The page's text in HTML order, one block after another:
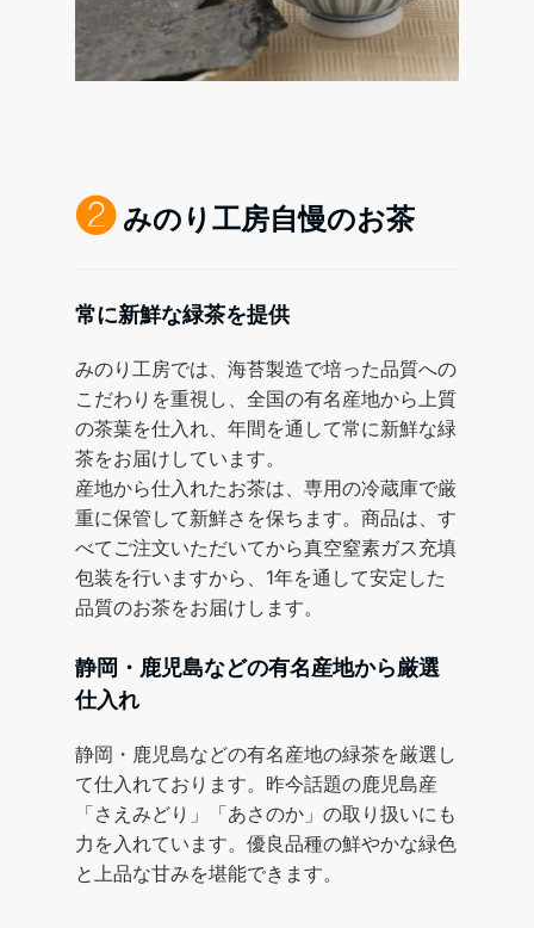
❷みのり工房自慢のお茶
常に新鮮な緑茶を提供
みのり工房では、海苔製造で培った品質への
こだわりを重視し、全国の有名産地から上質
の茶葉を仕入れ、年間を通して常に新鮮な緑
茶をお届けしています。
産地から仕入れたお茶は、専用の冷蔵庫で厳
重に保管して新鮮さを保ちます。商品は、す
べてご注文いただいてから真空窒素ガス充填
包装を行いますから、1年を通して安定した
品質のお茶をお届けします。
静岡・鹿児島などの有名産地から厳選
仕入れ
静岡・鹿児島などの有名産地の緑茶を厳選し
て仕入れております。昨今話題の鹿児島産
「さえみどり」「あさのか」の取り扱いにも
力を入れています。優良品種の鮮やかな緑色
と上品な甘みを堪能できます。